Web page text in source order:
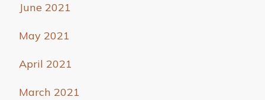
June 2021
May 2021
April 2021
March 2021